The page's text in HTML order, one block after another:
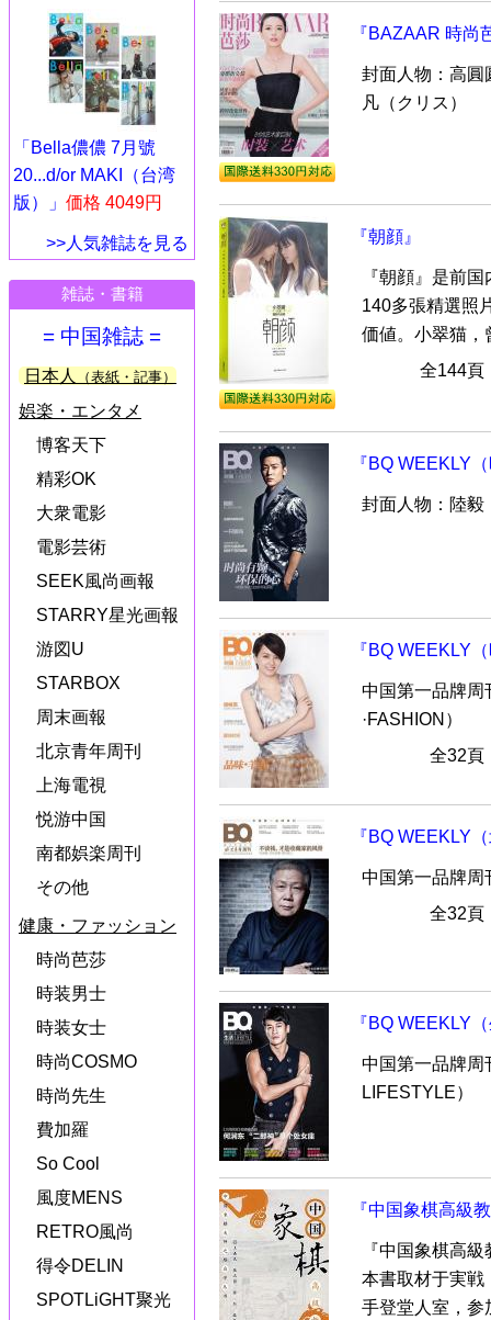
「Bella儂儂 7月號
20...d/or MAKI（台湾
版）」 価格 4049円
>>人気雑誌を見る
雑誌・書籍
= 中国雑誌 =
日本人 （表紙・記事）
娯楽・エンタメ
博客天下
精彩OK
大衆電影
電影芸術
SEEK風尚画報
STARRY星光画報
游図U
STARBOX
周末画報
北京青年周刊
上海電視
悦游中国
南都娯楽周刊
その他
健康・ファッション
時尚芭莎
時装男士
時装女士
時尚COSMO
時尚先生
費加羅
So Cool
風度MENS
RETRO風尚
得令DELIN
SPOTLiGHT聚光
『BAZAAR 時尚
封面人物：高圓
凡（クリス）
『朝顔』
『朝顔』是前
140多張精選照
価値。小翠猫，
全144
『BQ WEEKLY
封面人物：陸毅
『BQ WEEKLY
中国第一品牌周
·FASHION）
全32
『BQ WEEKLY
中国第一品牌周
全32
『BQ WEEKLY
中国第一品牌周
LIFESTYLE）
『中国象棋高級
『中国象棋高
本書取材于実戦
手登堂人室，参